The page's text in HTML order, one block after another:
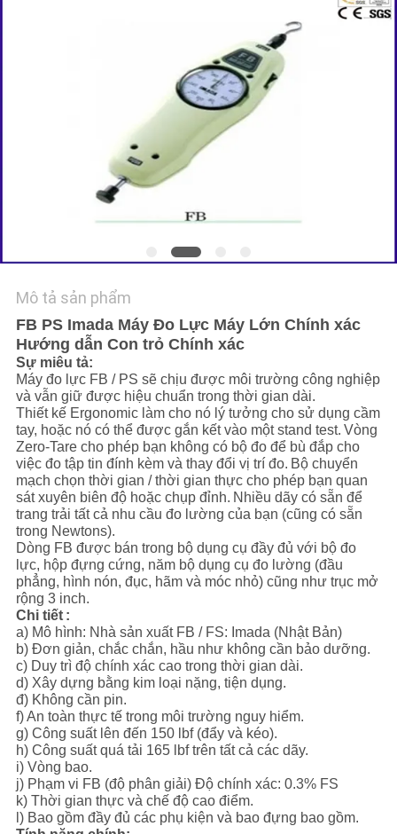
SƠ
ĐỒ
TRANG
WEB
CHÍNH
SÁCH
BẢO
MẬT
Mô tả sản phẩm
FB PS Imada Máy Đo Lực Máy Lớn Chính xác
Hướng dẫn Con trỏ Chính xác
Sự miêu tả:
Máy đo lực FB / PS sẽ chịu được môi trường công nghiệp
và vẫn giữ được hiệu chuẩn trong thời gian dài.
Thiết kế Ergonomic làm cho nó lý tưởng cho sử dụng cầm
tay, hoặc nó có thể được gắn kết vào một stand test. Vòng
Zero-Tare cho phép bạn không có bộ đo để bù đắp cho
việc đo tập tin đính kèm và thay đổi vị trí đo. Bộ chuyển
mạch chọn thời gian / thời gian thực cho phép bạn quan
sát xuyên biên độ hoặc chụp đỉnh. Nhiều dãy có sẵn để
trang trải tất cả nhu cầu đo lường của bạn (cũng có sẵn
trong Newtons).
Dòng FB được bán trong bộ dụng cụ đầy đủ với bộ đo
lực, hộp đựng cứng, năm bộ dụng cụ đo lường (đầu
phẳng, hình nón, đục, hãm và móc nhỏ) cũng như trục mở
rộng 3 inch.
Chi tiết :
a) Mô hình: Nhà sản xuất FB / FS: Imada (Nhật Bản)
b) Đơn giản, chắc chắn, hầu như không cần bảo dưỡng.
c) Duy trì độ chính xác cao trong thời gian dài.
d) Xây dựng bằng kim loại nặng, tiện dụng.
đ) Không cần pin.
f) An toàn thực tế trong môi trường nguy hiểm.
g) Công suất lên đến 150 lbf (đẩy và kéo).
h) Công suất quá tải 165 lbf trên tất cả các dãy.
i) Vòng bao.
j) Phạm vi FB (độ phân giải) Độ chính xác: 0.3% FS
k) Thời gian thực và chế độ cao điểm.
l) Bao gồm đầy đủ các phụ kiện và bao đựng bao gồm.